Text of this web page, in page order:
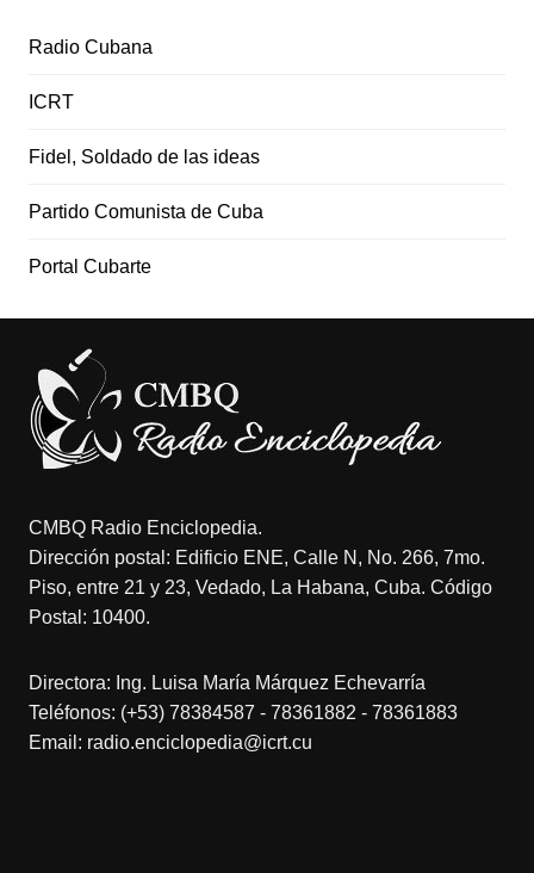
Radio Cubana
ICRT
Fidel, Soldado de las ideas
Partido Comunista de Cuba
Portal Cubarte
CMBQ Radio Enciclopedia.
Dirección postal: Edificio ENE, Calle N, No. 266, 7mo.
Piso, entre 21 y 23, Vedado, La Habana, Cuba. Código
Postal: 10400.
Directora: Ing. Luisa María Márquez Echevarría
Teléfonos: (+53) 78384587 - 78361882 - 78361883
Email: radio.enciclopedia@icrt.cu